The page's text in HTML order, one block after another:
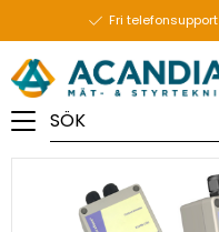
Fri telefonsupport